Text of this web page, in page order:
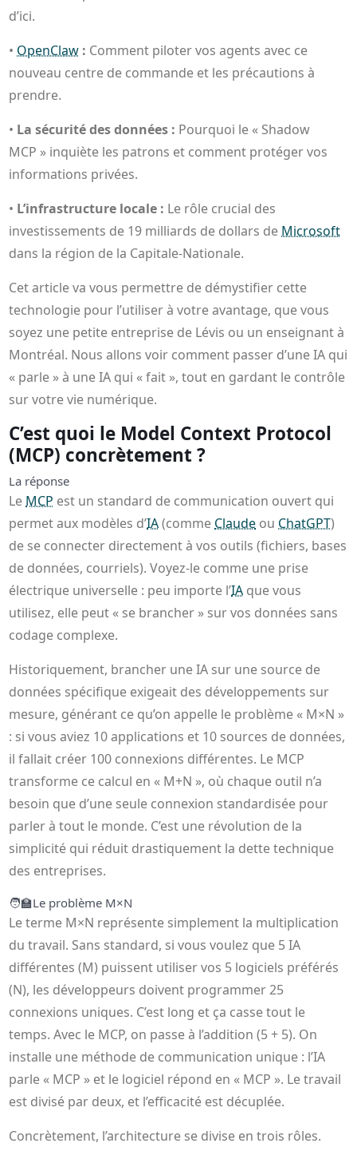
d’ici.
•OpenClaw : Comment piloter vos agents avec ce
nouveau centre de commande et les précautions à
prendre.
• La sécurité des données : Pourquoi le « Shadow
MCP » inquiète les patrons et comment protéger vos
informations privées.
• L’infrastructure locale : Le rôle crucial des
investissements de 19 milliards de dollars deMicrosoft
dans la région de la Capitale-Nationale.
Cet article va vous permettre de démystifier cette
technologie pour l’utiliser à votre avantage, que vous
soyez une petite entreprise de Lévis ou un enseignant à
Montréal. Nous allons voir comment passer d’une IA qui
« parle » à une IA qui « fait », tout en gardant le contrôle
sur votre vie numérique.
C’est quoi le Model Context Protocol
(MCP) concrètement ?
La réponse
Le MCP est un standard de communication ouvert qui
permet aux modèles d’IA(comme Claude ou ChatGPT)
de se connecter directement à vos outils (fichiers, bases
de données, courriels). Voyez-le comme une prise
électrique universelle : peu importe l’IA que vous
utilisez, elle peut « se brancher » sur vos données sans
codage complexe.
Historiquement, brancher une IA sur une source de
données spécifique exigeait des développements sur
mesure, générant ce qu’on appelle le problème « M×N »
: si vous aviez 10 applications et 10 sources de données,
il fallait créer 100 connexions différentes. Le MCP
transforme ce calcul en « M+N », où chaque outil n’a
besoin que d’une seule connexion standardisée pour
parler à tout le monde. C’est une révolution de la
simplicité qui réduit drastiquement la dette technique
des entreprises.
🧑‍🏫Le problème M×N
Le terme M×N représente simplement la multiplication
du travail. Sans standard, si vous voulez que 5 IA
différentes (M) puissent utiliser vos 5 logiciels préférés
(N), les développeurs doivent programmer 25
connexions uniques. C’est long et ça casse tout le
temps. Avec le MCP, on passe à l’addition (5 + 5). On
installe une méthode de communication unique : l’IA
parle « MCP » et le logiciel répond en « MCP ». Le travail
est divisé par deux, et l’efficacité est décuplée.
Concrètement, l’architecture se divise en trois rôles.